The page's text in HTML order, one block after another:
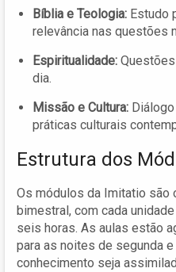
Bíblia e Teologia: Estudo
relevância nas questões
Espiritualidade:
dia.
Missão e Cultura:
práticas culturais
Estrutura dos
Os módulos da Imitatio são
bimestral, com cada
seis horas. As aulas estão
para as noites de segunda
conhecimento seja